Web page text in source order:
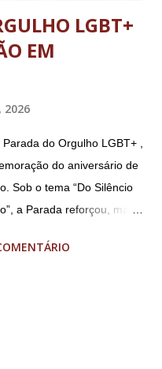
LGBT+
EM
2026
do Orgulho LGBT+ ,
do aniversário de
Sob o tema “Do Silêncio
a Parada reforçou, mais
da Glória, que estava
diversos shows,